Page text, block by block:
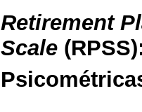
Retirement
Scale